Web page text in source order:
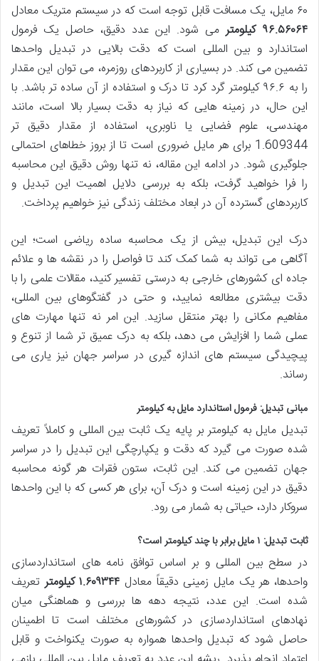
۶۰ مایل، یک مسافت قابل توجه است که در سیستم متریک معادل
۹۶.۵۶۰۶۴ کیلومتر
می شود. این عدد دقیق، حاصل یک فرمول
استاندارد و بین المللی است که دقت بالایی در تبدیل واحدها
تضمین می کند. در بسیاری از کاربردهای روزمره، می توان این مقدار
را به ۹۶.۶ کیلومتر گرد کرد تا درک و استفاده از آن ساده تر باشد. با
این حال، در زمینه هایی که نیاز به دقت بسیار بالا است، مانند
مهندسی، علوم فضایی یا ناوبری، استفاده از مقدار دقیق تر
1.609344 برای هر مایل ضروری است تا از بروز خطاهای احتمالی
جلوگیری شود. در ادامه این مقاله، نه تنها روش دقیق این محاسبه
را فرا خواهید گرفت، بلکه به بررسی دلایل اهمیت این تبدیل و
کاربردهای گسترده آن در ابعاد مختلف زندگی نیز خواهیم پرداخت.
درک این تبدیل، بیش از یک محاسبه ساده ریاضی است؛ این
آگاهی می تواند به شما کمک کند تا فواصل را در نقشه ها و علائم
جاده ای کشورهای خارجی به درستی تفسیر کنید، مقالات علمی را با
دقت بیشتری مطالعه نمایید، و حتی در گفتگوهای بین المللی،
مفاهیم مکانی را بهتر منتقل سازید. این امر نه تنها مهارت های
عملی شما را افزایش می دهد، بلکه به درک عمیق تر شما از تنوع و
پیچیدگی سیستم های اندازه گیری در سراسر جهان نیز یاری می
رساند.
مبانی تبدیل: فرمول استاندارد مایل به کیلومتر
تبدیل مایل به کیلومتر بر پایه یک ثابت بین المللی و کاملاً تعریف
شده صورت می گیرد که دقت و یکپارچگی این تبدیل را در سراسر
جهان تضمین می کند. این ثابت، ستون فقرات هر گونه محاسبه
دقیق در این زمینه است و درک آن، برای هر کسی که با این واحدها
سروکار دارد، حیاتی به شمار می رود.
ثابت تبدیل: ۱ مایل برابر با چند کیلومتر است؟
در سطح بین المللی و بر اساس توافق نامه های استانداردسازی
واحدها، هر یک مایل زمینی دقیقاً معادل ۱.۶۰۹۳۴۴ کیلومتر
تعریف
شده است. این عدد، نتیجه دهه ها بررسی و هماهنگی میان
نهادهای استانداردسازی در کشورهای مختلف است تا اطمینان
حاصل شود که تبدیل واحدها همواره به صورت یکنواخت و قابل